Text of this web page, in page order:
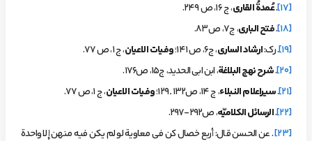
[17]
.عُمدةُ القارى، ج 16، ص 249.
[18]
.فتح البارى، ج7، ص 83.
[19]
. رک:ارشاد السارى، ج6، ص 141؛ وفیات الاعیان، ج 1، ص 77.
[20]
.شرح نهج البلاغة، ابن ابی الحدید، ج15، ص176.
[21]
.سیراعلام النبلاء، ج 14، ص132 ـ 129؛ وفیات الاعیان، ج 1، ص 77.
[22]
.الرسائل الکلامیّه، ص292-297.
[23]
. عن الحسن قال: أربع خصال كن في معاوية لو لم يكن فيه منهن إلا واحدة